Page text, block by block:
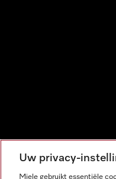
Uw privacy-
Miele gebruikt essentiële